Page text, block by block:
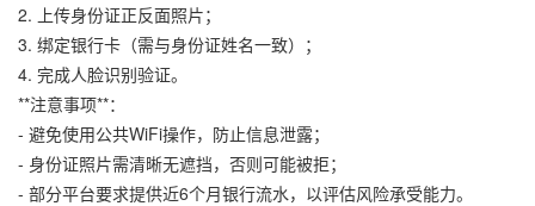
2. 上传身份证正反面照片；
3. 绑定银行卡（需与身份证姓名一致）；
4. 完成人脸识别验证。
**注意事项**：
- 避免使用公共WiFi操作，防止信息泄露；
- 身份证照片需清晰无遮挡，否则可能被拒；
- 部分平台要求提供近6个月银行流水，以评估风险承受能力。